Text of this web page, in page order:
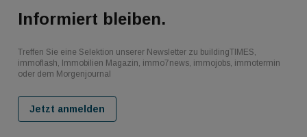
Informiert bleiben.
Treffen Sie eine Selektion unserer Newsletter zu buildingTIMES,
immoflash, Immobilien Magazin, immo7news, immojobs, immotermin
oder dem Morgenjournal
Jetzt anmelden